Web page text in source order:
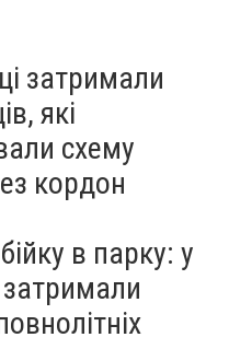
затримали
які
схему
кордон
в парку: у
затримали